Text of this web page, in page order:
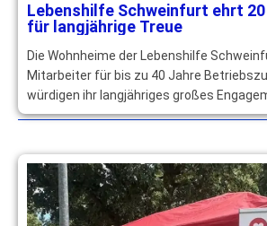
Lebenshilfe Schweinfurt ehrt
für langjährige Treue
Die Wohnheime der Lebenshilfe
Mitarbeiter für bis zu 40 Jahre
würdigen ihr langjähriges großes